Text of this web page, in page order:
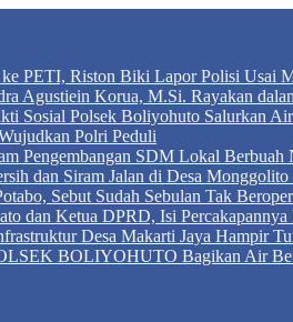
PETI, Riston Biki Lapor Polisi Usai
Agustiein Korua, M.Si. Rayakan
Sosial Polsek Boliyohuto Salurkan
Polri Peduli
Pengembangan SDM Lokal Berbuah
dan Siram Jalan di Desa
Sebut Sudah Sebulan Tak
dan Ketua DPRD, Isi
Desa Makarti Jaya Hampir
BOLIYOHUTO Bagikan Air